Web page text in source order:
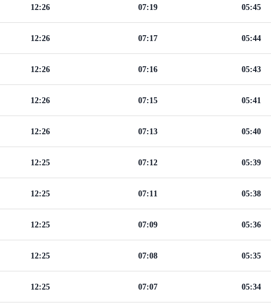
05:45
07:19
12:26
05:44
07:17
12:26
05:43
07:16
12:26
05:41
07:15
12:26
05:40
07:13
12:26
05:39
07:12
12:25
05:38
07:11
12:25
05:36
07:09
12:25
05:35
07:08
12:25
05:34
07:07
12:25